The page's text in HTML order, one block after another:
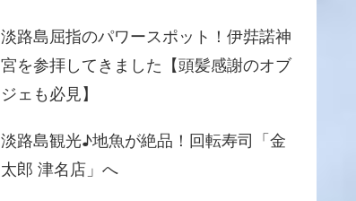
淡路島屈指のパワースポット！伊弉諾神
宮を参拝してきました【頭髪感謝のオブ
ジェも必見】
淡路島観光♪地魚が絶品！回転寿司「金
太郎 津名店」へ